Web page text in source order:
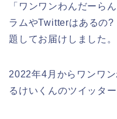
「ワンワンわんだーら
ラムやTwitterはあるの
題してお届けしました。
2022年4月からワンワ
るけいくんのツイッタ